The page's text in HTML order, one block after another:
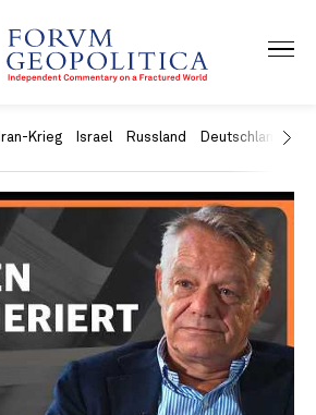
Iran-Krieg Israel Russland Deutschland